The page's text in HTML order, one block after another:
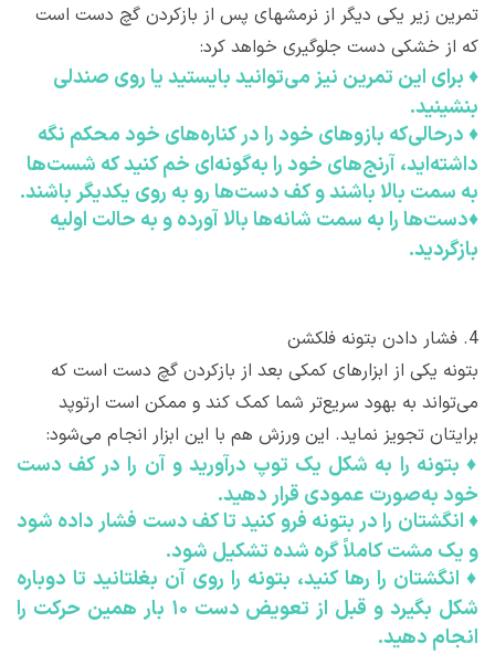
تمرین زیر یکی دیگر از نرمشهای پس از بازکردن گچ دست است
که از خشکی دست جلوگیری خواهد کرد:
♦برای این تمرین نیز می‌توانید بایستید یا روی صندلی
بنشینید.
♦درحالی‌که بازوهای خود را در کناره‌های خود محکم نگه
‌داشته‌اید، آرنج‌های خود را به‌گونه‌ای خم کنید که شست‌ها
به سمت بالا باشند و کف دست‌ها رو به روی یکدیگر باشند.
♦دست‌ها را به سمت شانه‌ها بالا آورده و به حالت اولیه
بازگردید.
4. فشار دادن بتونه فلکشن
بتونه یکی از ابزارهای کمکی بعد از بازکردن گچ دست است که
می‌تواند به بهود سریع‌تر شما کمک کند و ممکن است ارتوپد
برایتان تجویز نماید. این ورزش هم با این ابزار انجام می‌شود:
♦ بتونه را به شکل یک توپ درآورید و آن را در کف دست
خود به‌صورت عمودی قرار دهید.
♦انگشتان را در بتونه فرو کنید تا کف دست فشار داده شود
و یک مشت کاملاً گره شده تشکیل شود.
♦ انگشتان را رها کنید، بتونه را روی آن بغلتانید تا دوباره
شکل بگیرد و قبل از تعویض دست ۱۰ بار همین حرکت را
انجام دهید.